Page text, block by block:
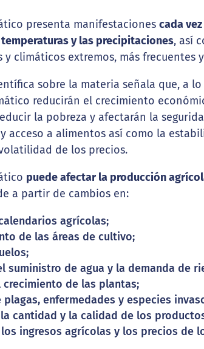
presenta manifestaciones cada
y las precipitaciones, así
y climáticos extremos, más frecuentes
sobre la materia señala que, a
reducirán el crecimiento
la pobreza y afectarán la
acceso a alimentos así como la
de los precios.
puede afectar la producción
a partir de cambios en:
agrícolas;
de las áreas de cultivo;
suministro de agua y la demanda de
de las plantas;
enfermedades y especies
cantidad y la calidad de los
ingresos agrícolas y los precios de